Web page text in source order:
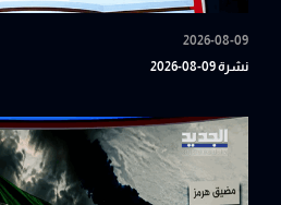
2026-08-09
نشرة 09-08-2026